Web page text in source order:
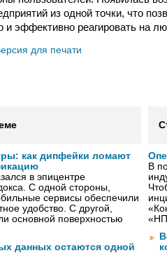
из одной точки, что
эффективно реагировать на
для печати
как дипфейки ломают
в эпицентре
С одной стороны,
сервисы обеспечили
удобство. С другой,
основной поверхностью
данных остаются одной
В